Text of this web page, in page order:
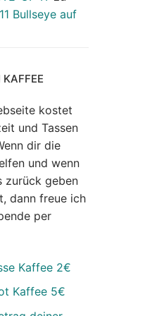
Bullseye auf
KAFFEE
kostet
und Tassen
dir die
und wenn
zurück geben
dann freue ich
per
Kaffee 2€
Kaffee 5€